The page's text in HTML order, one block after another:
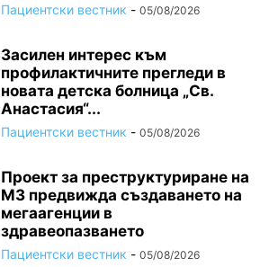
Пациентски вестник - 05/08/2026
Засилен интерес към
профилактичните прегледи в
новата детска болница „Св.
Анастасия“...
Пациентски вестник - 05/08/2026
Проект за преструктуриране на
МЗ предвижда създаването на
мегаагенции в
здравеопазването
Пациентски вестник - 05/08/2026